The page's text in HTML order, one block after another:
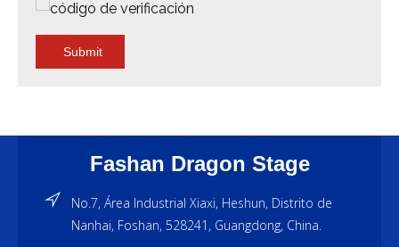
Submit
Fashan Dragon Stage
No.7, Área Industrial Xiaxi, Heshun, Distrito de
Nanhai, Foshan, 528241, Guangdong, China.